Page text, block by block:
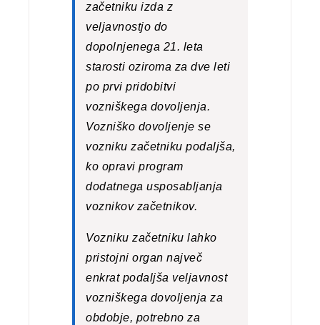
začetniku izda z
veljavnostjo do
dopolnjenega 21. leta
starosti oziroma za dve leti
po prvi pridobitvi
vozniškega dovoljenja.
Vozniško dovoljenje se
vozniku začetniku podaljša,
ko opravi program
dodatnega usposabljanja
voznikov začetnikov.
Vozniku začetniku lahko
pristojni organ največ
enkrat podaljša veljavnost
vozniškega dovoljenja za
obdobje, potrebno za